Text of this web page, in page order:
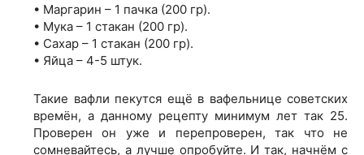
• Маргарин – 1 пачка (200 гр).
• Мука – 1 стакан (200 гр).
• Сахар – 1 стакан (200 гр).
• Яйца – 4-5 штук.
Такие вафли пекутся ещё в вафельнице советских
времён, а данному рецепту минимум лет так 25.
Проверен он уже и перепроверен, так что не
сомневайтесь, а лучше опробуйте. И так, начнём с